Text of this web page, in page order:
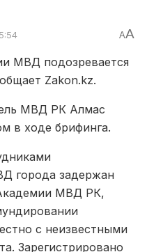
AA
МВД подозревается
Zakon.kz.
МВД РК Алмас
в ходе брифинга.
города задержан
МВД РК,
с неизвестными
Зарегистрировано